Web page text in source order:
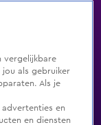
Genres
vergelijkbare
als gebruiker
Als je
en
en diensten